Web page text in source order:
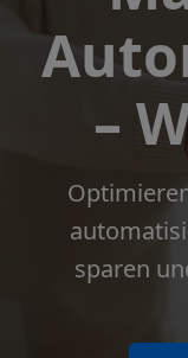
–
sparen